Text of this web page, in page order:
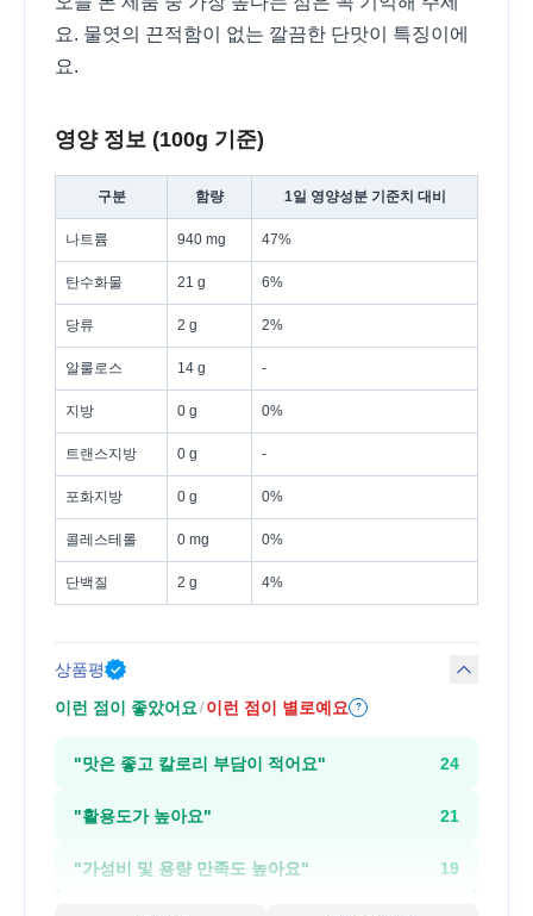
요. 물엿의 끈적함이 없는 깔끔한 단맛이 특징이에
요.
영양 정보 (100g 기준)
구분 함량 1일 영양성분 기준치 대비
나트륨 940 mg 47%
탄수화물 21 g 6%
당류 2 g 2%
알룰로스 14 g -
지방 0 g 0%
트랜스지방 0 g -
포화지방 0 g 0%
콜레스테롤 0 mg 0%
단백질 2 g 4%
상품평
이런 점이 좋았어요/ 이런 점이 별로예요 ?
"맛은 좋고 칼로리 부담이 적어요" 24
"활용도가 높아요" 21
"가성비 및 용량 만족도 높아요" 19